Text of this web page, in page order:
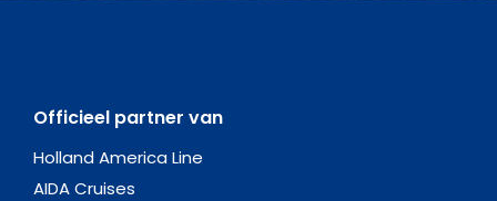
Officieel partner van
Holland America Line
AIDA Cruises